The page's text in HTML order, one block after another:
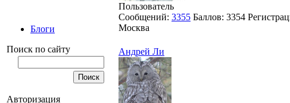
Блоги
Поиск по сайту
Авторизация
Пользователь
Сообщений: 3355 Баллов: 3354
Москва
Андрей Ли